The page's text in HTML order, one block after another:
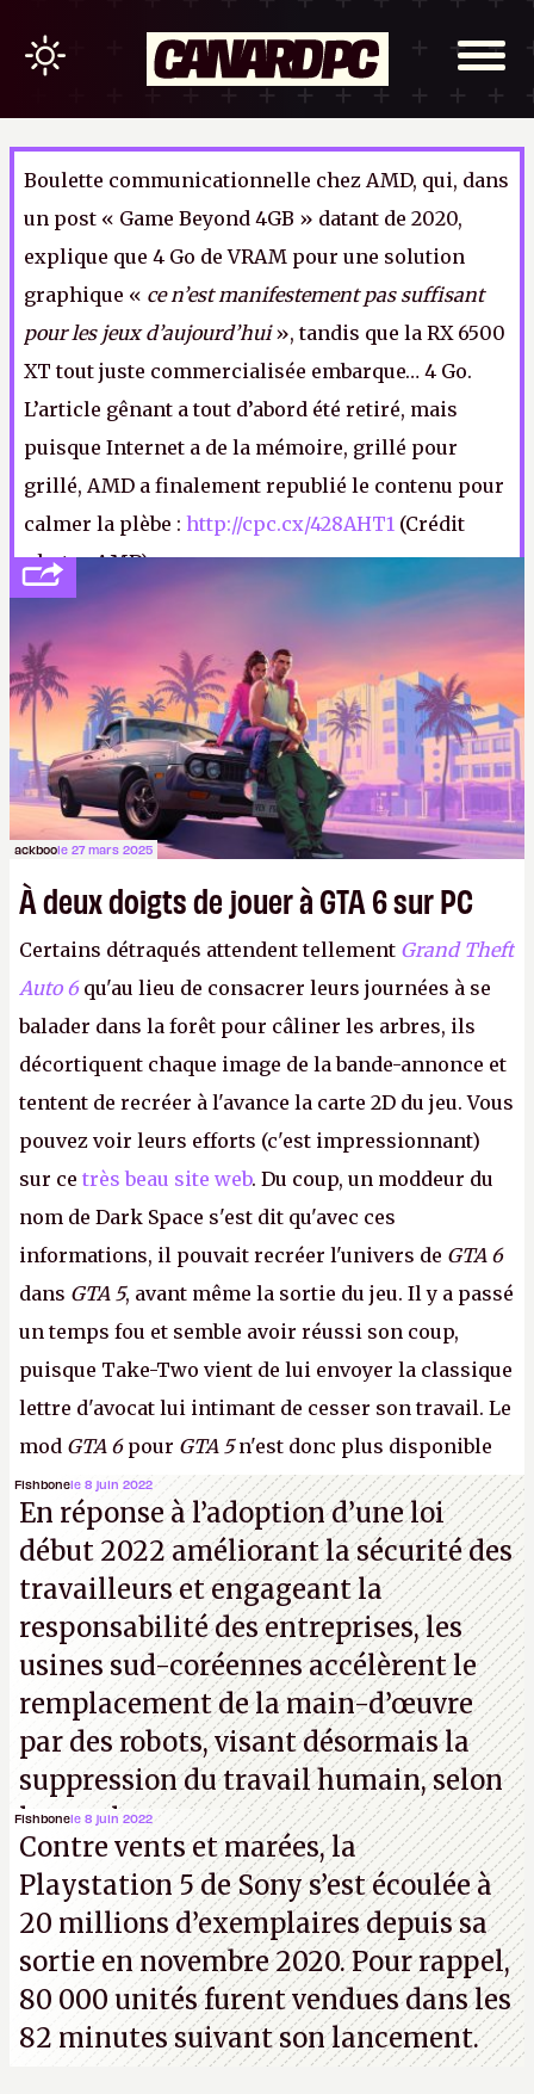
Boulette communicationnelle chez AMD, qui, dans
un post « Game Beyond 4GB » datant de 2020,
explique que 4 Go de VRAM pour une solution
graphique « ce n’est manifestement pas suffisant
pour les jeux d’aujourd’hui», tandis que la RX 6500
XT tout juste commercialisée embarque… 4 Go.
L’article gênant a tout d’abord été retiré, mais
puisque Internet a de la mémoire, grillé pour
grillé, AMD a finalement republié le contenu pour
calmer la plèbe : http://cpc.cx/428AHT1 (Crédit
photo : AMD)
ackboole 27 mars 2025
À deux doigts de jouer à GTA 6 sur PC
Certains détraqués attendent tellement Grand Theft
Auto 6 qu'au lieu de consacrer leurs journées à se
balader dans la forêt pour câliner les arbres, ils
décortiquent chaque image de la bande-annonce et
tentent de recréer à l'avance la carte 2D du jeu. Vous
pouvez voir leurs efforts (c'est impressionnant)
sur ce très beau site web. Du coup, un moddeur du
nom de Dark Space s'est dit qu'avec ces
informations, il pouvait recréer l'univers de GTA 6
dans GTA 5, avant même la sortie du jeu. Il y a passé
un temps fou et semble avoir réussi son coup,
puisque Take-Two vient de lui envoyer la classique
lettre d'avocat lui intimant de cesser son travail. Le
mod GTA 6pour GTA 5n'est donc plus disponible
au téléchargement. Vous pouvez encore en voir
quelques bribes surcette vidéo YouTube.A.
Fishbonele 8 juin 2022
En réponse à l’adoption d’une loi
début 2022 améliorant la sécurité des
travailleurs et engageant la
responsabilité des entreprises, les
usines sud-coréennes accélèrent le
remplacement de la main-d’œuvre
par des robots, visant désormais la
suppression du travail humain, selon
les analystes.
Fishbonele 8 juin 2022
Contre vents et marées, la
Playstation 5 de Sony s’est écoulée à
20 millions d’exemplaires depuis sa
sortie en novembre 2020. Pour rappel,
80 000 unités furent vendues dans les
82 minutes suivant son lancement.